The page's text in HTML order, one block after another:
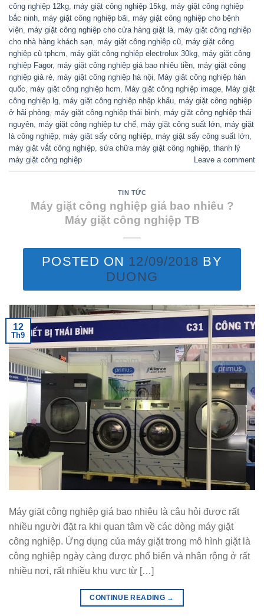
công nghiệp 12kg máy giặt công nghiệp 15kg máy giặt công nghiệp
bắc ninh máy giặt công nghiệp bãi máy giặt công nghiệp cho bệnh
viện máy giặt công nghiệp cho cửa hàng giặt là máy giặt công nghiệp
cho nhà hàng khách sạn máy giặt công nghiệp cũ máy giặt công
nghiệp cũ tphcm máy giặt công nghiệp electrolux 30kg máy giặt công
nghiệp Fagor, máy giặt công nghiệp giá bao nhiêu tiền máy giặt công
nghiệp giá rẻ máy giặt công nghiệp hà nội
Máy giặt công nghiệp hàn
quốc máy giặt công nghiệp hcm Máy giặt công nghiệp image
Máy giặt
công nghiệp lg máy giặt công nghiệp nhập khẩu máy giặt công nghiệp
ở hải phòng máy giặt công nghiệp thái bình máy giặt công nghiệp thái
nguyên máy giặt công nghiệp tự chế máy giặt công suất lớn máy giặt
là công nghiệp máy giặt sấy công nghiệp máy giặt sấy công suất lớn
máy giặt vắt công nghiệp sửa chữa máy giặt công nghiệp thanh lý
máy giặt công nghiệp
Leave a comment
TIN TỨC
Máy giặt công nghiệp giá bao nhiêu ?
Máy giặt công nghiệp TB
POSTED ON 12/09/2018 BY
DUONG
12
Th9
Máy giặt công nghiệp giá bao nhiêu là câu hỏi được rất
nhiều người đặt ra khi quan tâm về các dòng máy giặt
công nghiệp. Ứng dụng của máy giặt trong mô hình giặt là
công nghiệp ngày càng được phổ biến và nhân rộng ở rất
nhiều nơi, rất nhiều khu vực từ […]
CONTINUE READING →